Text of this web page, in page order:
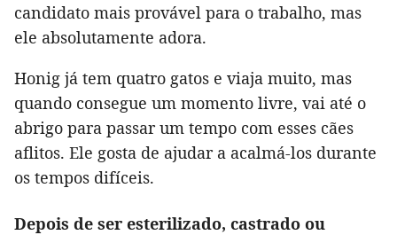
candidato mais provável para o trabalho, mas
ele absolutamente adora.
Honig já tem quatro gatos e viaja muito, mas
quando consegue um momento livre, vai até o
abrigo para passar um tempo com esses cães
aflitos. Ele gosta de ajudar a acalmá-los durante
os tempos difíceis.
Depois de ser esterilizado, castrado ou